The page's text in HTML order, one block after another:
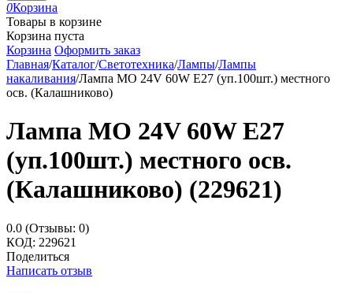
0Корзина
Товары в корзине
Корзина пуста
Корзина Оформить заказ
Главная/Каталог/Светотехника/Лампы/Лампы
накаливания/Лампа МО 24V 60W E27 (уп.100шт.) местного
осв. (Калашниково)
Лампа МО 24V 60W E27
(уп.100шт.) местного осв.
(Калашниково) (229621)
0.0 (Отзывы: 0)
КОД: 229621
Поделиться
Написать отзыв